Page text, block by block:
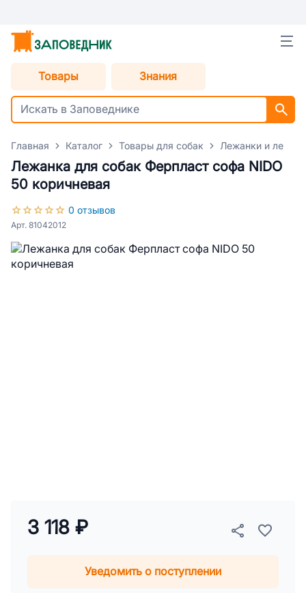
Товары Знания
Главная Каталог Товары для собак Лежанки и
Лежанка для собак Ферпласт софа NIDO
50 коричневая
0 отзывов
Арт. 81042012
3 118 ₽
Уведомить о поступлении